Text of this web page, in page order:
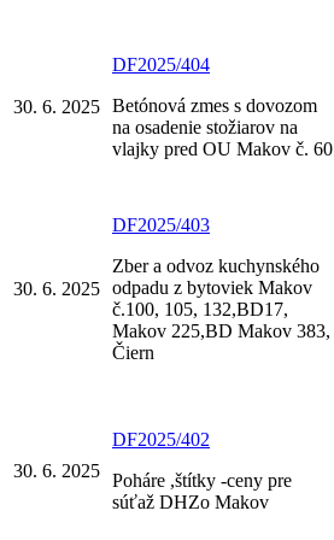
30. 6. 2025
DF2025/404
Betónová zmes s dovozom
na osadenie stožiarov na
vlajky pred OU Makov č. 60
30. 6. 2025
DF2025/403
Zber a odvoz kuchynského
odpadu z bytoviek Makov
č.100, 105, 132,BD17,
Makov 225,BD Makov 383,
Čiern
30. 6. 2025
DF2025/402
Poháre ,štítky -ceny pre
súťaž DHZo Makov